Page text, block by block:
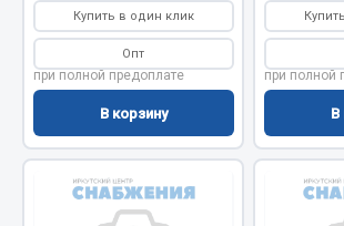
Показать ещё
Весь раздел
Автомобильная электрика
Автолампы
Купить в один клик
Опт
при полной предоплате
В корзину
при полной
В